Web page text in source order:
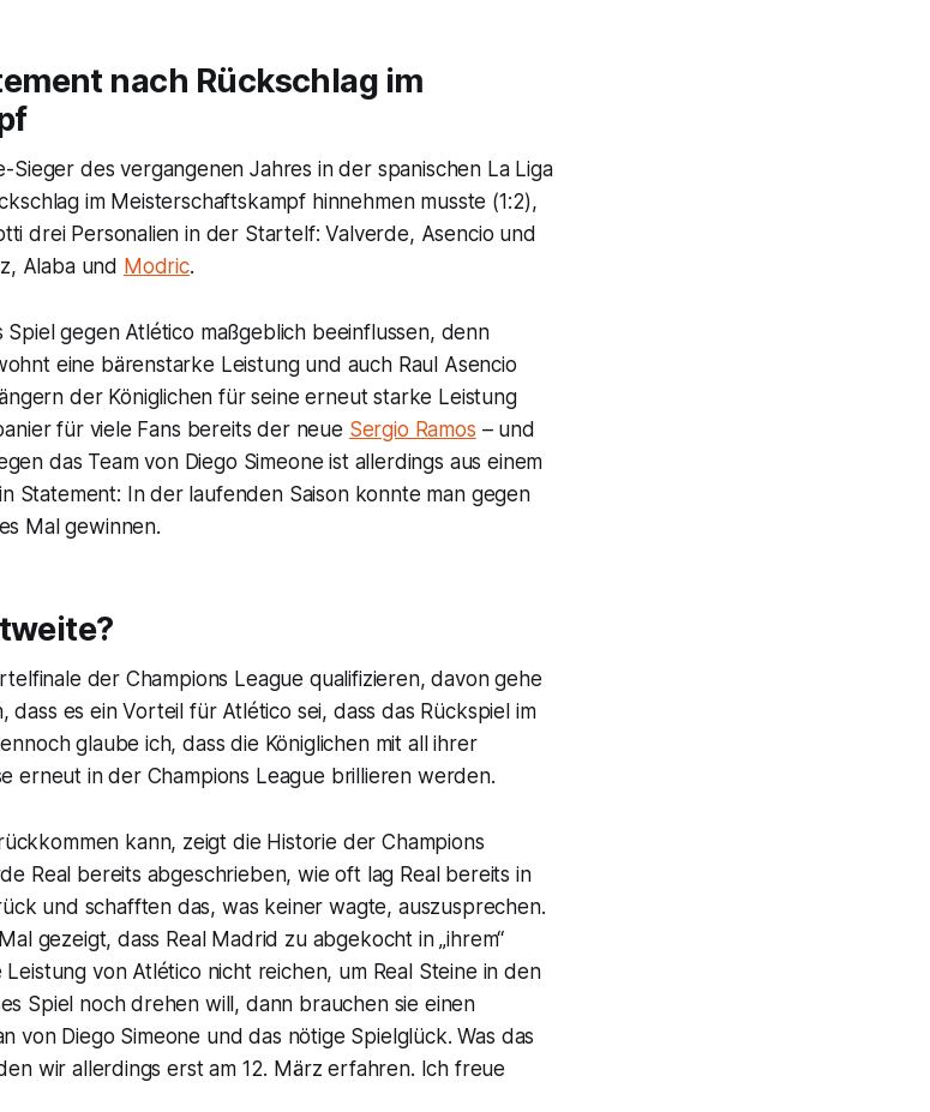
nach Rückschlag im
Sieger des vergangenen Jahres in der spanischen La Liga
im Meisterschaftskampf hinnehmen musste (1:2),
drei Personalien in der Startelf: Valverde, Asencio und
Alaba und Modric.
Spiel gegen Atlético maßgeblich beeinflussen, denn
eine bärenstarke Leistung und auch Raul Asencio
der Königlichen für seine erneut starke Leistung
für viele Fans bereits der neue Sergio Ramos – und
das Team von Diego Simeone ist allerdings aus einem
Statement: In der laufenden Saison konnte man gegen
Mal gewinnen.
der Champions League qualifizieren, davon gehe
dass es ein Vorteil für Atlético sei, dass das Rückspiel im
glaube ich, dass die Königlichen mit all ihrer
erneut in der Champions League brillieren werden.
kann, zeigt die Historie der Champions
Real bereits abgeschrieben, wie oft lag Real bereits in
und schafften das, was keiner wagte, auszusprechen.
gezeigt, dass Real Madrid zu abgekocht in „ihrem“
von Atlético nicht reichen, um Real Steine in den
Spiel noch drehen will, dann brauchen sie einen
von Diego Simeone und das nötige Spielglück. Was das
wir allerdings erst am 12. März erfahren. Ich freue